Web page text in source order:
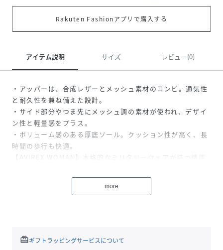
Rakuten Fashionアプリで購入する
アイテム説明 サイズ レビュー(0)
・アッパーは、合成レザーとメッシュ素材のコンビ。通気性
と耐久性を兼ね備えた設計。
・サイド部分やつま先にメッシュ調の素材が使われ、デザイ
ン性と軽量感をプラス。
・ボリューム感のある厚底ソール。クッション性が高く、長
時間の歩行も快適。
【AVIREX WOMAN】本格的なミリタリーウェアが持つ機能
性的かつ時代性のあるレディースブランドとして聡明、自
由、好奇心、凛として快活な働く大人の女性へ向けたレディ
more
redeemギフトラッピングサービスについて